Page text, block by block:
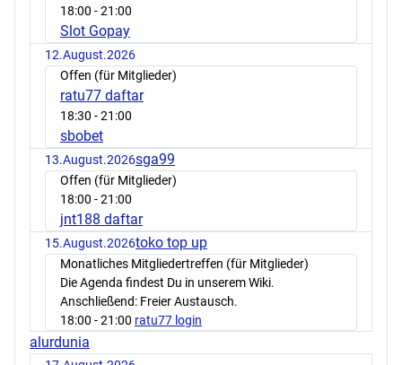
18:00 - 21:00
Slot Gopay
12.August.2026
Offen (für Mitglieder)
ratu77 daftar
18:30 - 21:00
sbobet
13.August.2026sga99
Offen (für Mitglieder)
18:00 - 21:00
jnt188 daftar
15.August.2026toko top up
Monatliches Mitgliedertreffen (für Mitglieder)
Die Agenda findest Du in unserem Wiki.
Anschließend: Freier Austausch.
18:00 - 21:00 ratu77 login
alurdunia